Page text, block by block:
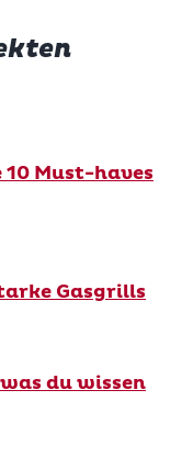
Must-haves
Gasgrills
du wissen